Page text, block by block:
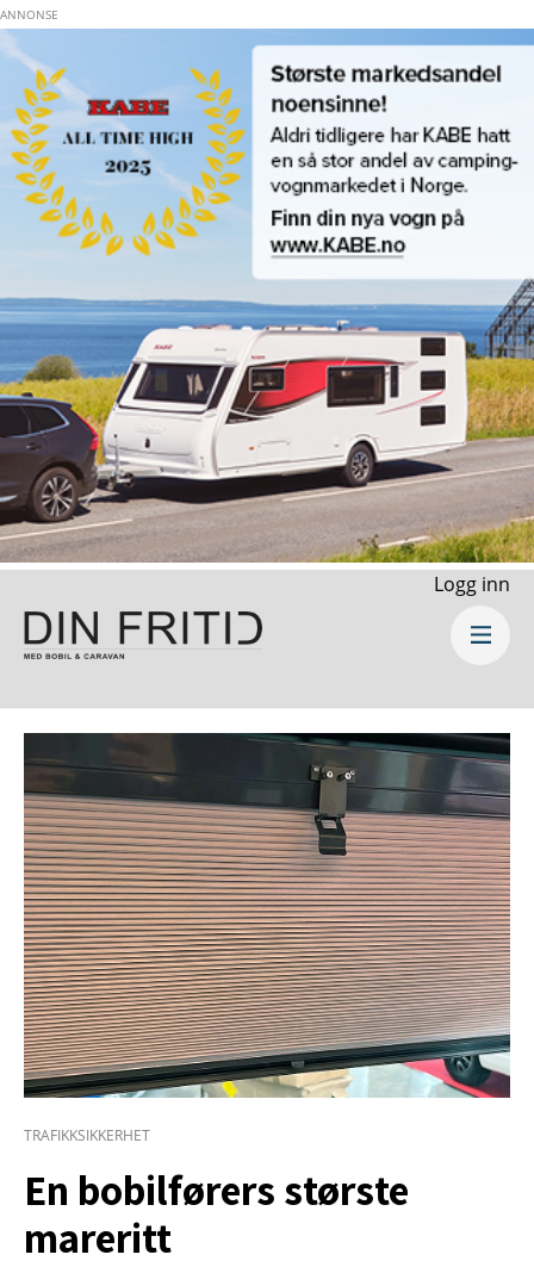
Logg inn
TRAFIKKSIKKERHET
En bobilførers største
mareritt